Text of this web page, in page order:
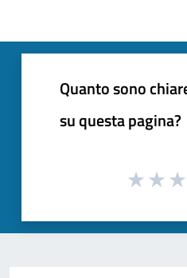
Quanto sono
su questa pagina?